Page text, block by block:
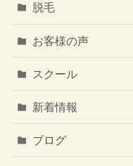
脱毛
お客様の声
スクール
新着情報
ブログ